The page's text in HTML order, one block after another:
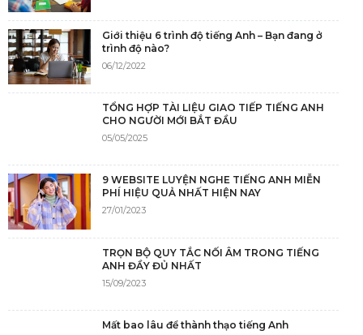
Giới thiệu 6 trình độ tiếng Anh – Bạn đang ở
trình độ nào?
06/12/2022
TỔNG HỢP TÀI LIỆU GIAO TIẾP TIẾNG ANH
CHO NGƯỜI MỚI BẮT ĐẦU
05/05/2025
9 WEBSITE LUYỆN NGHE TIẾNG ANH MIỄN
PHÍ HIỆU QUẢ NHẤT HIỆN NAY
27/01/2023
TRỌN BỘ QUY TẮC NỐI ÂM TRONG TIẾNG
ANH ĐẦY ĐỦ NHẤT
15/09/2023
Mất bao lâu để thành thạo tiếng Anh